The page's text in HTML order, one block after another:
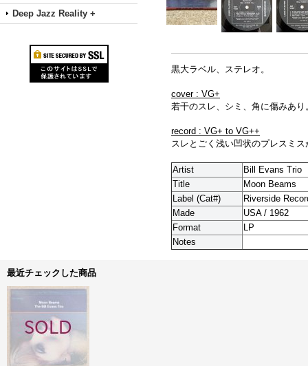
Deep Jazz Reality +
黒大ラベル、ステレオ。
cover : VG+
若干のスレ、シミ、角に傷みあり
record : VG+ to VG++
スレとごく浅い凹状のプレスミ
Artist
Bill Evans Trio
Title
Moon Beams
Label (Cat#)
Riverside
Made
USA / 1962
Format
LP
Notes
最近チェックした商品